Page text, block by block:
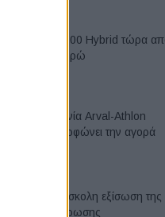
Το FIAT 500 Hybrid τώρα
18.990 ευρώ
Η συμφωνία Arval-Athlon
αναδιαμορφώνει την αγορά
VW: Η δύσκολη εξίσωση της
αναδιάρθρωσης